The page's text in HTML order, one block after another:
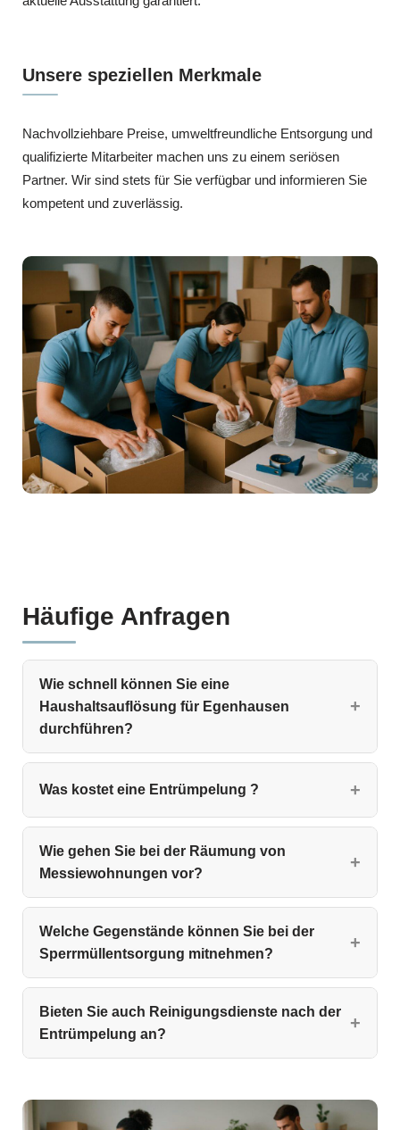
Unsere speziellen Merkmale
Nachvollziehbare Preise, umweltfreundliche Entsorgung und
qualifizierte Mitarbeiter machen uns zu einem seriösen
Partner. Wir sind stets für Sie verfügbar und informieren Sie
kompetent und zuverlässig.
Häufige Anfragen
Wie schnell können Sie eine
Haushaltsauflösung für Egenhausen
durchführen?
Was kostet eine Entrümpelung ?
Wie gehen Sie bei der Räumung von
Messiewohnungen vor?
Welche Gegenstände können Sie bei der
Sperrmüllentsorgung mitnehmen?
Bieten Sie auch Reinigungsdienste nach der
Entrümpelung an?